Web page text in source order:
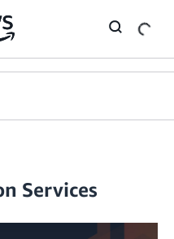
Services